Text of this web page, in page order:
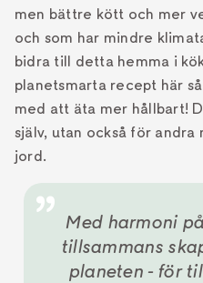
men bättre kött och mer
och som har mindre
bidra till detta hemma i
planetsmarta recept här
med att äta mer hållbart!
själv, utan också för andra
jord.
Med harmoni
tillsammans
planeten - för